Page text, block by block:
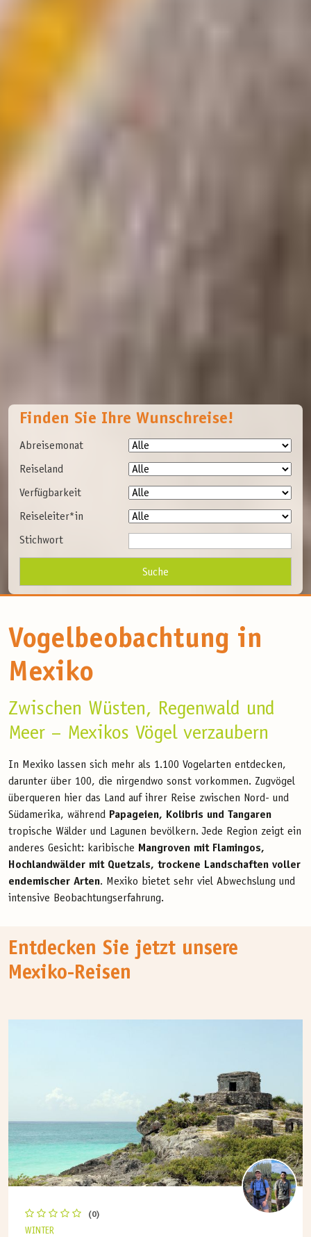
Finden Sie Ihre Wunschreise!
Abreisemonat
Reiseland
Verfügbarkeit
Reiseleiter*in
Stichwort
Vogelbeobachtung in
Mexiko
Zwischen Wüsten, Regenwald und
Meer – Mexikos Vögel verzaubern
In Mexiko lassen sich mehr als 1.100 Vogelarten entdecken,
darunter über 100, die nirgendwo sonst vorkommen. Zugvögel
überqueren hier das Land auf ihrer Reise zwischen Nord- und
Südamerika, während Papageien, Kolibris und Tangaren
tropische Wälder und Lagunen bevölkern. Jede Region zeigt ein
anderes Gesicht: karibische Mangroven mit Flamingos,
Hochlandwälder mit Quetzals, trockene Landschaften voller
endemischer Arten. Mexiko bietet sehr viel Abwechslung und
intensive Beobachtungserfahrung.
Entdecken Sie jetzt unsere
Mexiko-Reisen
(0)
WINTER